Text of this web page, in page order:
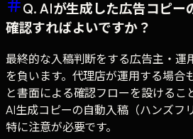
Q. AIが生成した広告コピー
確認すればよいですか？
最終的な入稿判断をする広告主・運
を負います。代理店が運用する場合
と書面による確認フローを設けるこ
AI生成コピーの自動入稿（ハンズフ
特に注意が必要です。